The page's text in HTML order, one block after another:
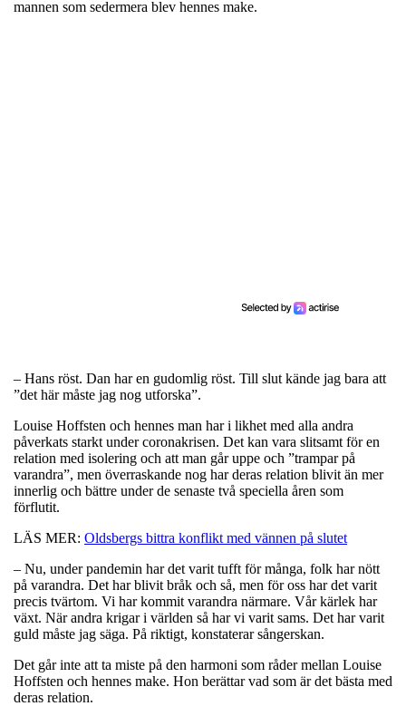
mannen som sedermera blev hennes make.
– Hans röst. Dan har en gudomlig röst. Till slut kände jag bara att
”det här måste jag nog utforska”.
Louise Hoffsten och hennes man har i likhet med alla andra
påverkats starkt under coronakrisen. Det kan vara slitsamt för en
relation med isolering och att man går uppe och ”trampar på
varandra”, men överraskande nog har deras relation blivit än mer
innerlig och bättre under de senaste två speciella åren som
förflutit.
LÄS MER: Oldsbergs bittra konflikt med vännen på slutet
– Nu, under pandemin har det varit tufft för många, folk har nött
på varandra. Det har blivit bråk och så, men för oss har det varit
precis tvärtom. Vi har kommit varandra närmare. Vår kärlek har
växt. När andra krigar i världen så har vi varit sams. Det har varit
guld måste jag säga. På riktigt, konstaterar sångerskan.
Det går inte att ta miste på den harmoni som råder mellan Louise
Hoffsten och hennes make. Hon berättar vad som är det bästa med
deras relation.